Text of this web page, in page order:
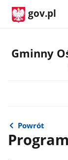
gov.pl
Gminny
Powrót